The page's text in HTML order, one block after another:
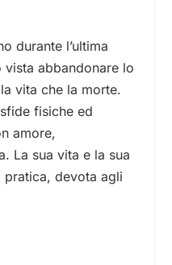
durante l’ultima
vista abbandonare lo
vita che la morte.
fisiche ed
amore,
La sua vita e la sua
pratica, devota agli